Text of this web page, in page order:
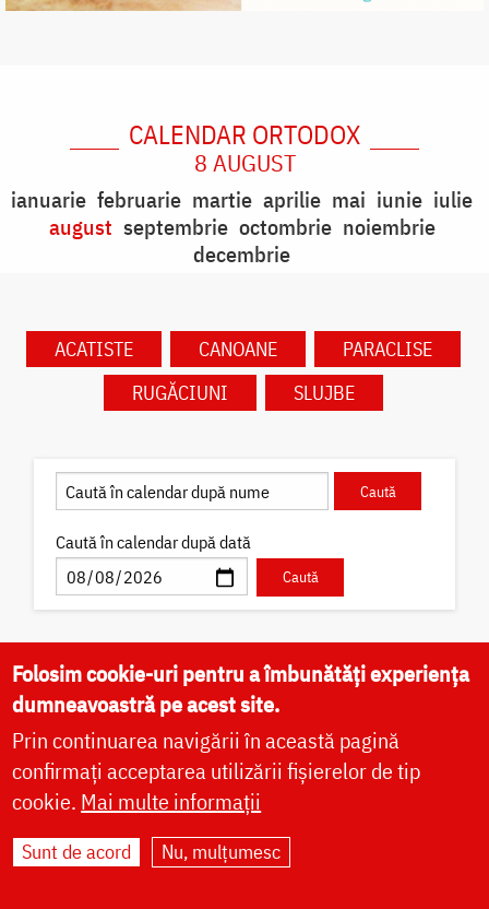
CALENDAR ORTODOX
8 AUGUST
ianuarie februarie martie aprilie mai iunie iulie
august septembrie octombrie noiembrie
decembrie
ACATISTE CANOANE
PARACLISE
RUGĂCIUNI
SLUJBE
Caută în calendar după dată
✝) Sfântul Preot Mucenic
Alexandru din Basarabia
Sfântul Preot Mucenic Alexandru din Basarabia a
fost unul dintre cei mai reprezentativi clerici
basarabeni din perioada interbelică.
Acatist Canon Viață Icoane
Folosim cookie-uri pentru a îmbunătăți experiența
dumneavoastră pe acest site.
Prin continuarea navigării în această pagină
confirmați acceptarea utilizării fișierelor de tip
cookie. Mai multe informații
Sunt de acord Nu, mulțumesc